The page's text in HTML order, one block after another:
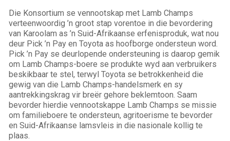
Die Konsortium se vennootskap met Lamb Champs
verteenwoordig ’n groot stap vorentoe in die bevordering
van Karoolam as ’n Suid-Afrikaanse erfenisproduk, wat nou
deur Pick ’n Pay en Toyota as hoofborge ondersteun word.
Pick ’n Pay se deurlopende ondersteuning is daarop gemik
om Lamb Champs-boere se produkte wyd aan verbruikers
beskikbaar te stel, terwyl Toyota se betrokkenheid die
gewig van die Lamb Champs-handelsmerk en sy
aantrekkingskrag vir breër gehore beklemtoon. Saam
bevorder hierdie vennootskappe Lamb Champs se missie
om familieboere te ondersteun, agritoerisme te bevorder
en Suid-Afrikaanse lamsvleis in die nasionale kollig te
plaas.